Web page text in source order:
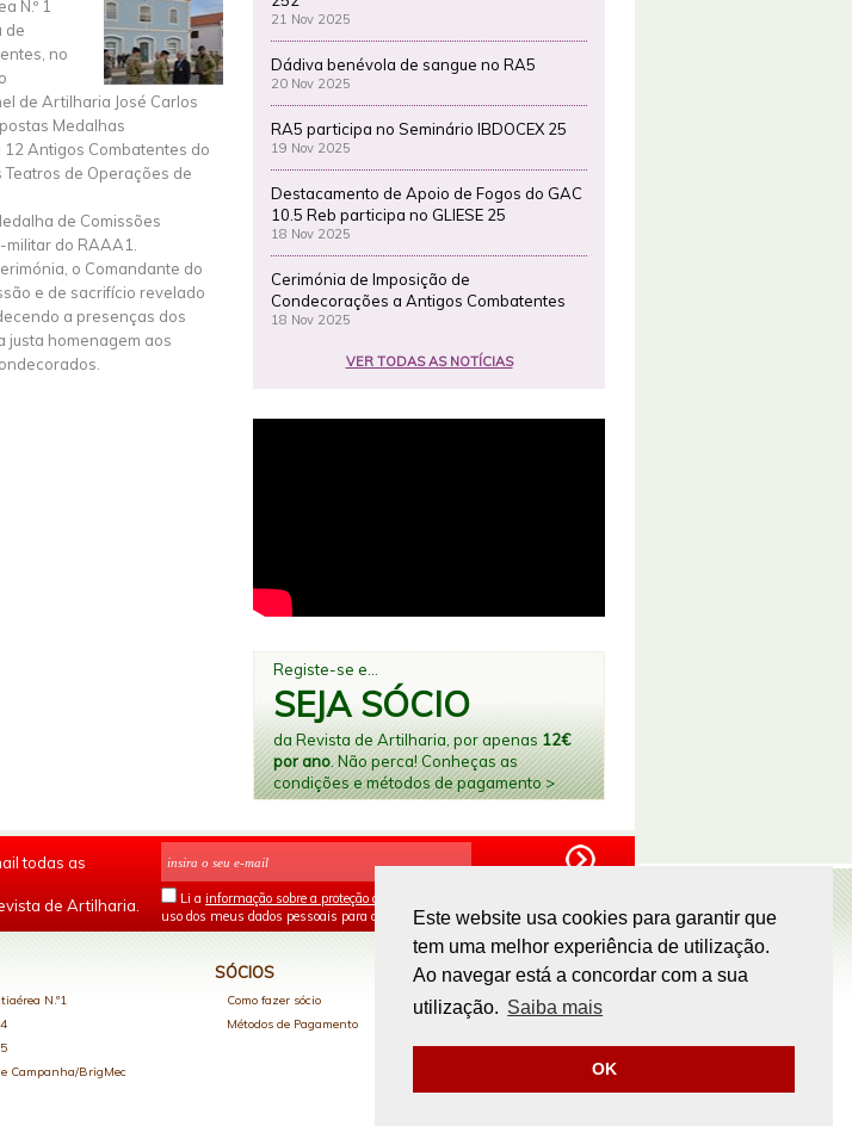
Este website usa cookies para garantir que
tem uma melhor experiência de utilização.
Ao navegar está a concordar com a sua
utilização. Saiba mais
OK
N.º 1
de
no
de Artilharia José Carlos
Medalhas
Antigos Combatentes do
de Operações de
de Comissões
militar do RAAA1.
o Comandante do
e de sacrifício revelado
a presenças dos
justa homenagem aos
21 Nov 2025
Dádiva benévola de sangue no RA5
20 Nov 2025
RA5 participa no Seminário IBDOCEX 25
19 Nov 2025
Destacamento de Apoio de Fogos do GAC
10.5 Reb participa no GLIESE 25
18 Nov 2025
Cerimónia de Imposição de
Condecorações a Antigos Combatentes
18 Nov 2025
VER TODAS AS NOTÍCIAS
Registe-se e...
SEJA SÓCIO
da Revista de Artilharia, por apenas 12€
por ano. Não perca! Conheças as
condições e métodos de pagamento >
todas as
de Artilharia.
Li a informação sobre a proteção de dados
uso dos meus dados pessoais para os fins mencionados.
N.º1
Campanha/BrigMec
SÓCIOS
Como fazer sócio
Métodos de Pagamento
PAGAMENTOS ONLINE